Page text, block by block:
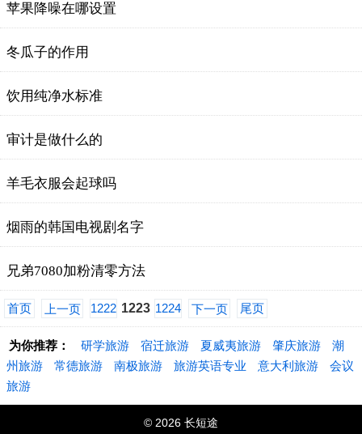
苹果降噪在哪设置
冬瓜子的作用
饮用纯净水标准
审计是做什么的
羊毛衣服会起球吗
烟雨的韩国电视剧名字
兄弟7080加粉清零方法
首页 上一页 1222 1223 1224 下一页 尾页
为你推荐： 研学旅游 宿迁旅游 夏威夷旅游 肇庆旅游
潮
州旅游
常德旅游 南极旅游 旅游英语专业 意大利旅游
会议
旅游
© 2026 长短途